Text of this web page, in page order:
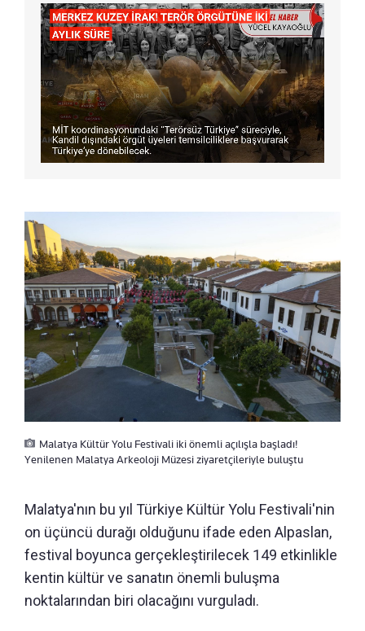
Malatya Kültür Yolu Festivali iki önemli açılışla başladı!
Yenilenen Malatya Arkeoloji Müzesi ziyaretçileriyle buluştu
Malatya'nın bu yıl Türkiye Kültür Yolu Festivali'nin
on üçüncü durağı olduğunu ifade eden Alpaslan,
festival boyunca gerçekleştirilecek 149 etkinlikle
kentin kültür ve sanatın önemli buluşma
noktalarından biri olacağını vurguladı.